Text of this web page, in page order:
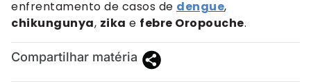
enfrentamento de casos de dengue,
chikungunya, zika e febre Oropouche.
Compartilhar matéria